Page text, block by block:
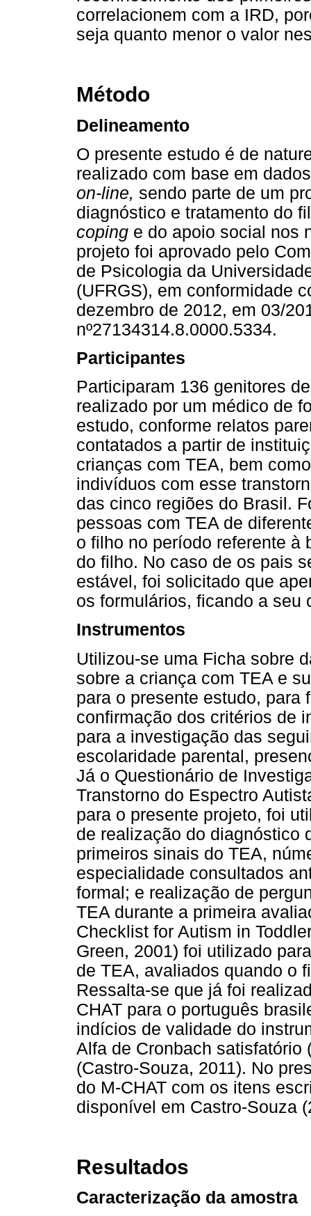
correlacionem com a IRD,
seja quanto menor o valor
Método
Delineamento
O presente estudo é de
realizado com base em
on-line, sendo parte de um
diagnóstico e tratamento do
coping e do apoio social nos
projeto foi aprovado pelo
de Psicologia da
(UFRGS), em conformidade
dezembro de 2012, em 03/
nº27134314.8.0000.5334.
Participantes
Participaram 136 genitores
realizado por um médico de
estudo, conforme relatos
contatados a partir de
crianças com TEA, bem
indivíduos com esse
das cinco regiões do Brasil.
pessoas com TEA de
o filho no período referente à
do filho. No caso de os pais
estável, foi solicitado que
os formulários, ficando a seu
Instrumentos
Utilizou-se uma Ficha sobre
sobre a criança com TEA e
para o presente estudo, para
confirmação dos critérios de
para a investigação das
escolaridade parental,
Já o Questionário de
Transtorno do Espectro
para o presente projeto, foi
de realização do diagnóstico
primeiros sinais do TEA,
especialidade consultados
formal; e realização de
TEA durante a primeira
Checklist for Autism in
Green, 2001) foi utilizado
de TEA, avaliados quando o
Ressalta-se que já foi
CHAT para o português
indícios de validade do
Alfa de Cronbach satisfatório
(Castro-Souza, 2011). No
do M-CHAT com os itens
disponível em Castro-Souza
Resultados
Caracterização da amostra